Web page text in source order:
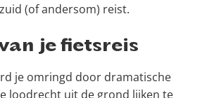
(of andersom) reist.
je fietsreis
je omringd door dramatische
loodrecht uit de grond lijken te